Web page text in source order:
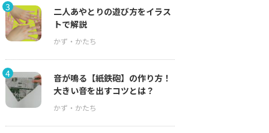
3
二人あやとりの遊び方をイラス
トで解説
4
音が鳴る【紙鉄砲】の作り方！
大きい音を出すコツとは？